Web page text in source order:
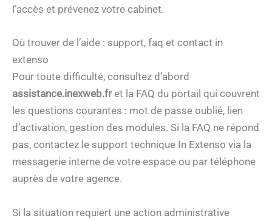
l’accès et prévenez votre cabinet.
Où trouver de l’aide : support, faq et contact in
extenso
Pour toute difficulté, consultez d’abord
assistance.inexweb.fret la FAQ du portail qui couvrent
les questions courantes : mot de passe oublié, lien
d’activation, gestion des modules. Si la FAQ ne répond
pas, contactez le support technique In Extenso via la
messagerie interne de votre espace ou par téléphone
auprès de votre agence.
Si la situation requiert une action administrative